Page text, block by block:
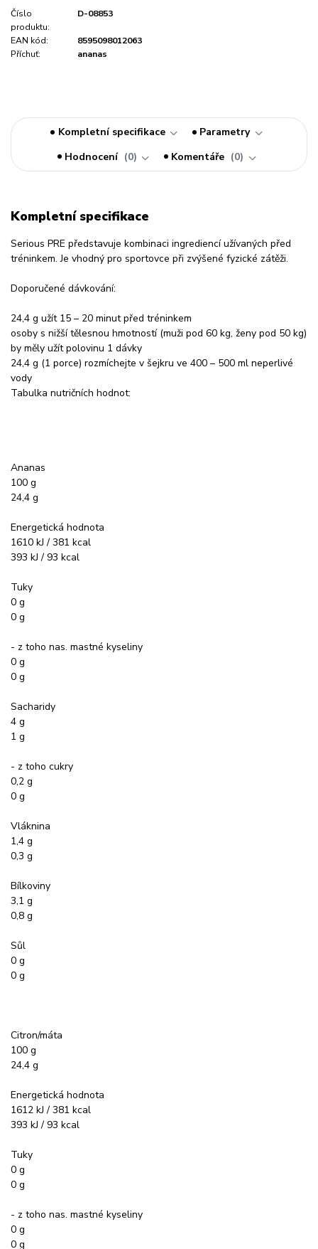
Číslo
produktu:
D-08853
EAN kód:
8595098012063
Příchuť:
ananas
Kompletní specifikace
Parametry
Hodnocení
0 Komentáře 0
Kompletní specifikace
Serious PRE představuje kombinaci ingrediencí užívaných před
tréninkem. Je vhodný pro sportovce při zvýšené fyzické zátěži.
Doporučené dávkování:
24,4 g užít 15 – 20 minut před tréninkem
osoby s nižší tělesnou hmotností (muži pod 60 kg, ženy pod 50 kg)
by měly užít polovinu 1 dávky
24,4 g (1 porce) rozmíchejte v šejkru ve 400 – 500 ml neperlivé
vody
Tabulka nutričních hodnot:
Ananas
100 g
24,4 g
Energetická hodnota
1610 kJ / 381 kcal
393 kJ / 93 kcal
Tuky
0 g
0 g
- z toho nas. mastné kyseliny
0 g
0 g
Sacharidy
4 g
1 g
- z toho cukry
0,2 g
0 g
Vláknina
1,4 g
0,3 g
Bílkoviny
3,1 g
0,8 g
Sůl
0 g
0 g
Citron/máta
100 g
24,4 g
Energetická hodnota
1612 kJ / 381 kcal
393 kJ / 93 kcal
Tuky
0 g
0 g
- z toho nas. mastné kyseliny
0 g
0 g